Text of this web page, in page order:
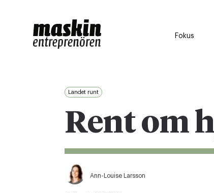
Fokus
Landet runt
Rent om
Ann-Louise Larsson